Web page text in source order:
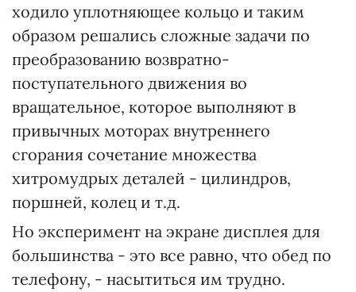
ходило уплотняющее кольцо и таким
образом решались сложные задачи по
преобразованию возвратно-
поступательного движения во
вращательное, которое выполняют в
привычных моторах внутреннего
сгорания сочетание множества
хитромудрых деталей - цилиндров,
поршней, колец и т.д.
Но эксперимент на экране дисплея для
большинства - это все равно, что обед по
телефону, - насытиться им трудно.